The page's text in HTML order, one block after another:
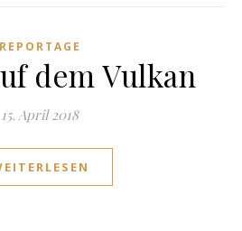
REPORTAGE
dem Vulkan
15. April 2018